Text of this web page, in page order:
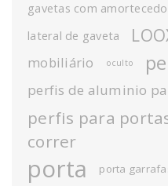
gavetas com
lateral de gaveta
mobiliário oculto
perfis de aluminio
perfis para
correr
porta porta